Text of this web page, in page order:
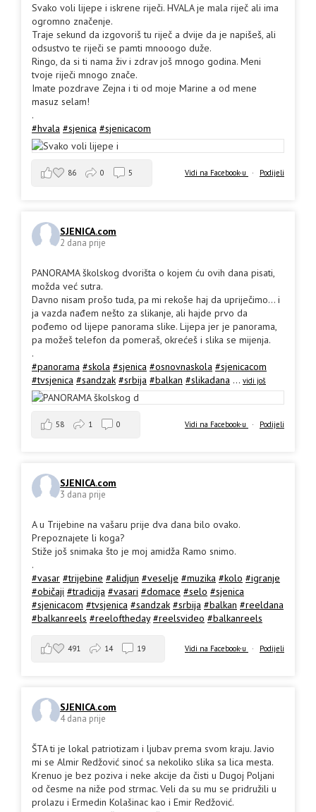
Svako voli lijepe i iskrene riječi. HVALA je mala riječ ali ima
ogromno značenje.
Traje sekund da izgovoriš tu riječ a dvije da je napišeš, ali
odsustvo te riječi se pamti mnooogo duže.
Ringo, da si ti nama živ i zdrav još mnogo godina. Meni
tvoje riječi mnogo znače.
Imate pozdrave Zejna i ti od moje Marine a od mene
masuz selam!
.
#hvala #sjenica #sjenicacom
Vidi na Facebook-u · Podijeli
86 0 5
SJENICA.com
2 dana prije
PANORAMA školskog dvorišta o kojem ću ovih dana pisati,
možda već sutra.
Davno nisam prošo tuda, pa mi rekoše haj da upriječimo... i
ja vazda nađem nešto za slikanje, ali hajde prvo da
pođemo od lijepe panorama slike. Lijepa jer je panorama,
pa možeš telefon da pomeraš, okrećeš i slika se mijenja.
.
#panorama #skola #sjenica #osnovnaskola #sjenicacom
#tvsjenica #sandzak #srbija #balkan #slikadana ... vidi još
Vidi na Facebook-u · Podijeli
58 1 0
SJENICA.com
3 dana prije
A u Trijebine na vašaru prije dva dana bilo ovako.
Prepoznajete li koga?
Stiže još snimaka što je moj amidža Ramo snimo.
.
#vasar #trijebine #alidjun #veselje #muzika #kolo #igranje
#običaji #tradicija #vasari #domace #selo #sjenica
#sjenicacom #tvsjenica #sandzak #srbija #balkan #reeldana
#balkanreels #reeloftheday #reelsvideo #balkanreels
Vidi na Facebook-u · Podijeli
491 14 19
SJENICA.com
4 dana prije
ŠTA ti je lokal patriotizam i ljubav prema svom kraju. Javio
mi se Almir Redžović sinoć sa nekoliko slika sa lica mesta.
Krenuo je bez poziva i neke akcije da čisti u Dugoj Poljani
od česme na niže pod strmac. Veli da su mu se pridružili u
prolazu i Ermedin Kolašinac kao i Emir Redžović.